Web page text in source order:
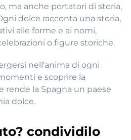
ma anche portatori di storia,
dolce racconta una storia,
alle forme e ai nomi,
o figure storiche.
nell’anima di ogni
e scoprire la
rende la Spagna un paese
dolce.
condividilo